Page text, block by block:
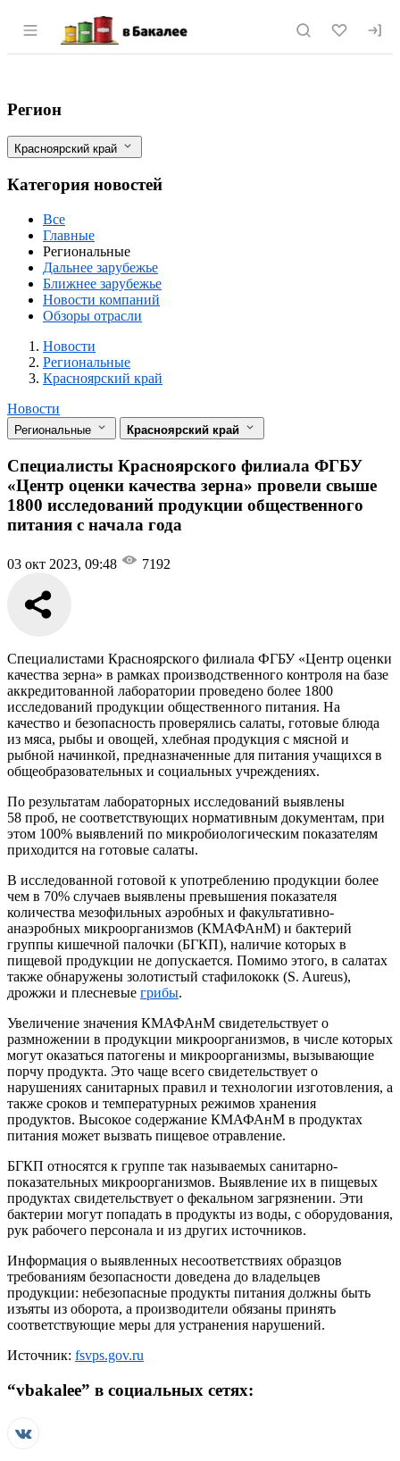
Раздел навигации по сайту vbakalee.ru
Специалисты Красноярского филиала
Фильтры
Регион
Красноярский край
Категория новостей
Все
Главные
Региональные
Дальнее зарубежье
Ближнее зарубежье
Новости компаний
Обзоры отрасли
Новости
Разделы
Новости
Региональные
Красноярский край
Новости
Региональные Красноярский край
Специалисты Красноярского филиала ФГБУ
«Центр оценки качества зерна» провели свыше
1800 исследований продукции общественного
питания с начала года
03 окт 2023, 09:48 7192
Специалистами Красноярского филиала ФГБУ «Центр оценки
качества зерна» в рамках производственного контроля на базе
аккредитованной лаборатории проведено более 1800
исследований продукции общественного питания. На
качество и безопасность проверялись салаты, готовые блюда
из мяса, рыбы и овощей, хлебная продукция с мясной и
рыбной начинкой, предназначенные для питания учащихся в
общеобразовательных и социальных учреждениях.
По результатам лабораторных исследований выявлены
58 проб, не соответствующих нормативным документам, при
этом 100% выявлений по микробиологическим показателям
приходится на готовые салаты.
В исследованной готовой к употреблению продукции более
чем в 70% случаев выявлены превышения показателя
количества мезофильных аэробных и факультативно-
анаэробных микроорганизмов (КМАФАнМ) и бактерий
группы кишечной палочки (БГКП), наличие которых в
пищевой продукции не допускается. Помимо этого, в салатах
также обнаружены золотистый стафилококк (S. Aureus),
дрожжи и плесневые грибы.
Увеличение значения КМАФАнМ свидетельствует о
размножении в продукции микроорганизмов, в числе которых
могут оказаться патогены и микроорганизмы, вызывающие
порчу продукта. Это чаще всего свидетельствует о
нарушениях санитарных правил и технологии изготовления, а
также сроков и температурных режимов хранения
продуктов. Высокое содержание КМАФАнМ в продуктах
питания может вызвать пищевое отравление.
БГКП относятся к группе так называемых санитарно-
показательных микроорганизмов. Выявление их в пищевых
продуктах свидетельствует о фекальном загрязнении. Эти
бактерии могут попадать в продукты из воды, с оборудования,
рук рабочего персонала и из других источников.
Информация о выявленных несоответствиях образцов
требованиям безопасности доведена до владельцев
продукции: небезопасные продукты питания должны быть
изъяты из оборота, а производители обязаны принять
соответствующие меры для устранения нарушений.
Источник: fsvps.gov.ru
“vbakalee” в социальных сетях: